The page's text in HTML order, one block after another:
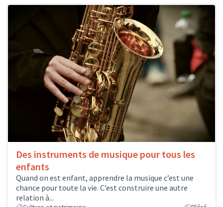
Des instruments de musique pour tous les
enfants
Quand on est enfant, apprendre la musique c’est une
chance pour toute la vie. C’est construire une autre
relation à...